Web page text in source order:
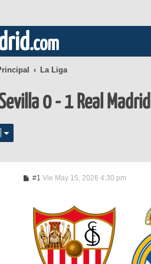
.com
La Liga
0 - 1 Real Madrid
#1 M
a
e
Vie May 15, 2026 4:30 pm